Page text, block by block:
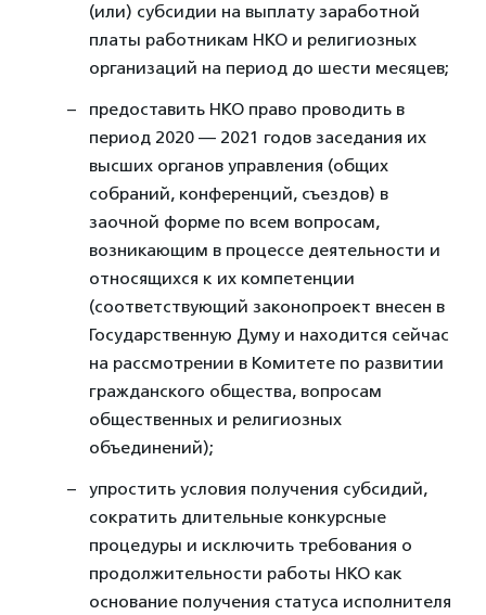
(или) субсидии на выплату заработной
платы работникам НКО и религиозных
организаций на период до шести месяцев;
предоставить НКО право проводить в
период 2020 — 2021 годов заседания их
высших органов управления (общих
собраний, конференций, съездов) в
заочной форме по всем вопросам,
возникающим в процессе деятельности и
относящихся к их компетенции
(соответствующий законопроект внесен в
Государственную Думу и находится сейчас
на рассмотрении в Комитете по развитии
гражданского общества, вопросам
общественных и религиозных
объединений);
упростить условия получения субсидий,
сократить длительные конкурсные
процедуры и исключить требования о
продолжительности работы НКО как
основание получения статуса исполнителя